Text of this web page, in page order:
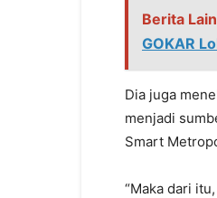
Berita
GOKAR
Dia juga
menjadi
Smart
“Maka dari